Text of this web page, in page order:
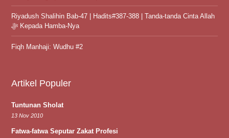
Riyadush Shalihin Bab-47 | Hadits#387-388 | Tanda-tanda Cinta Allah
ﷻ Kepada Hamba-Nya
Fiqh Manhaji: Wudhu #2
Artikel Populer
Tuntunan Sholat
13 Nov 2010
Fatwa-fatwa Seputar Zakat Profesi